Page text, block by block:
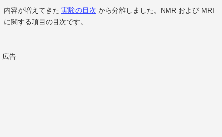
内容が増えてきた 実験の目次 から分離しました。NMR および MRI
に関する項目の目次です。
広告